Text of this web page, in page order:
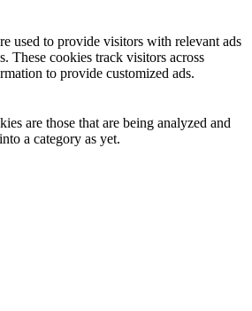
used to provide visitors with relevant ads
These cookies track visitors across
to provide customized ads.
are those that are being analyzed and
a category as yet.